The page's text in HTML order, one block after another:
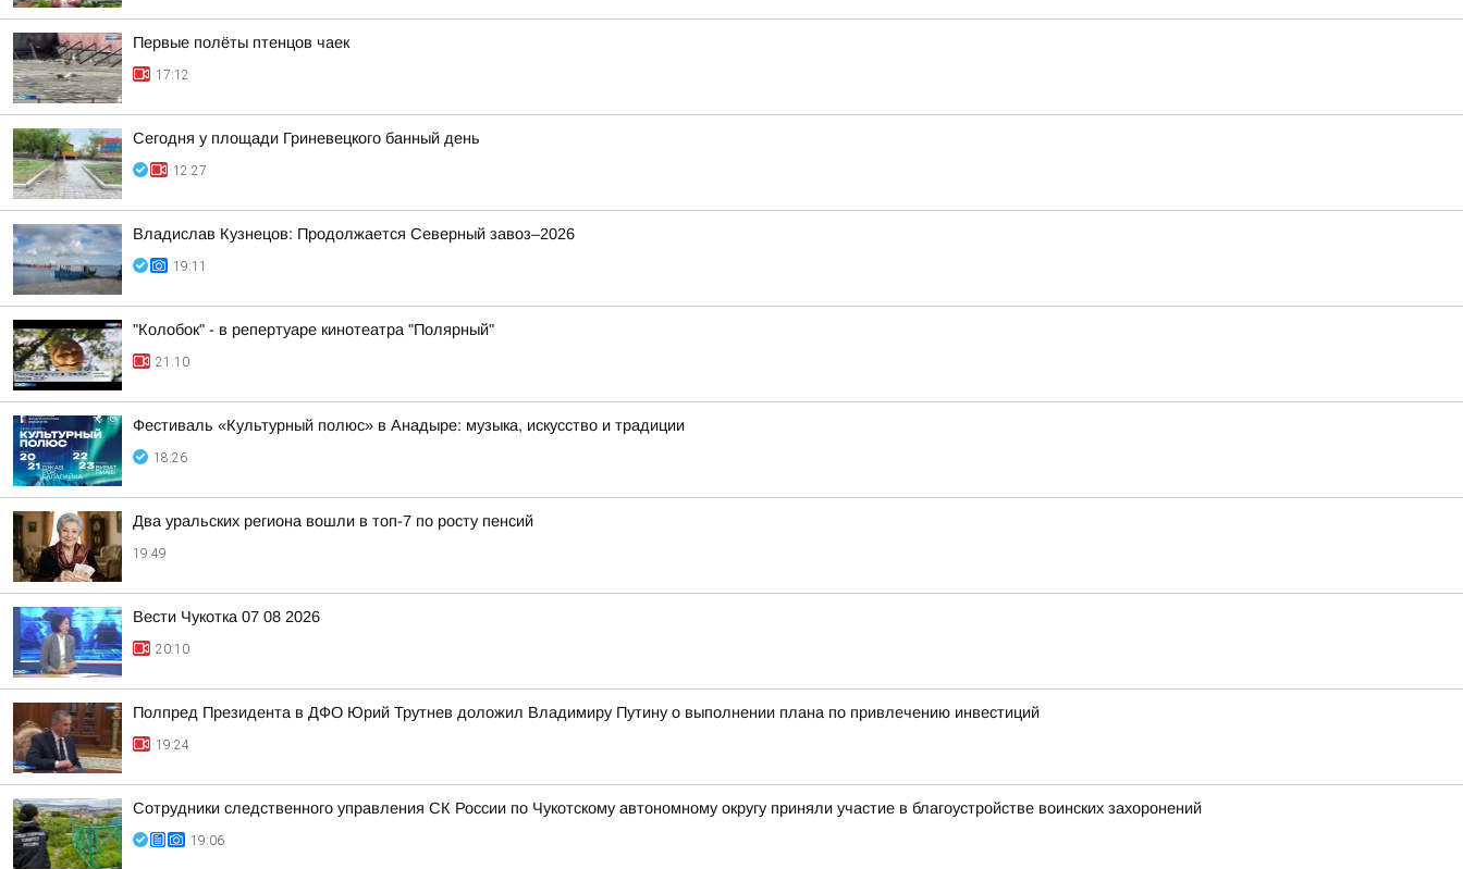
Первые полёты птенцов чаек
17:12
Сегодня у площади Гриневецкого банный день
12:27
Владислав Кузнецов: Продолжается Северный завоз–2026
19:11
"Колобок" - в репертуаре кинотеатра "Полярный"
21:10
Фестиваль «Культурный полюс» в Анадыре: музыка, искусство и традиции
18:26
Два уральских региона вошли в топ-7 по росту пенсий
19:49
Вести Чукотка 07 08 2026
20:10
Полпред Президента в ДФО Юрий Трутнев доложил Владимиру Путину о выполнении плана по привлечению инвестиций
19:24
Сотрудники следственного управления СК России по Чукотскому автономному округу приняли участие в благоустройстве воинских захоронений
19:06